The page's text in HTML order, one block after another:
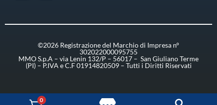
©2026 Registrazione del Marchio di Impresa n°
302022000095755
MMO S.p.A – via Lenin 132/P – 56017 – San Giuliano Terme
(PI) – P.IVA e C.F 01914820509 – Tutti i Diritti Riservati
0